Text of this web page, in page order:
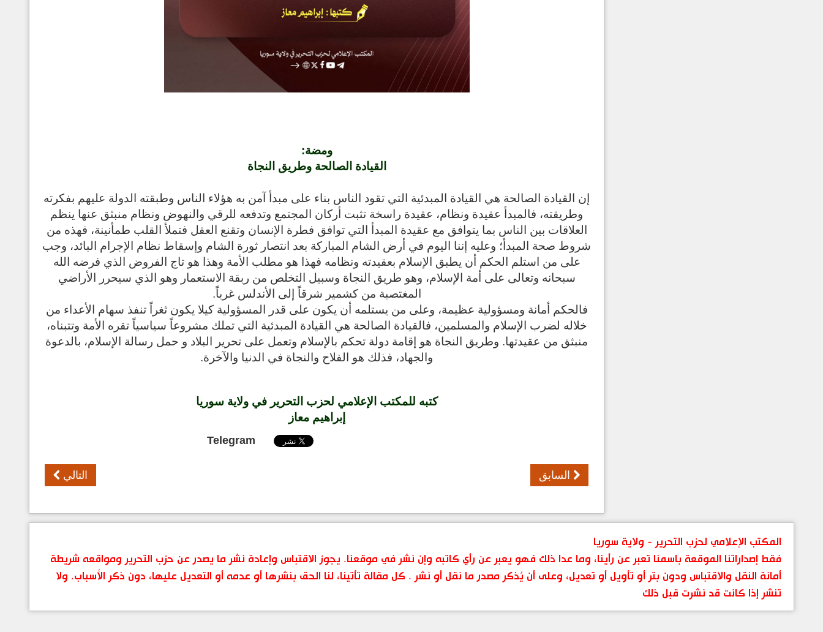
ومضة:
القيادة الصالحة وطريق النجاة
إن القيادة الصالحة هي القيادة المبدئية التي تقود الناس بناء على مبدأ آمن به هؤلاء الناس وطبقته الدولة عليهم بفكرته
وطريقته، فالمبدأ عقيدة ونظام، عقيدة راسخة تثبت أركان المجتمع وتدفعه للرقي والنهوض ونظام منبثق عنها ينظم
العلاقات بين الناس بما يتوافق مع عقيدة المبدأ التي توافق فطرة الإنسان وتقنع العقل فتملأ القلب طمأنينة، فهذه من
شروط صحة المبدأ؛ وعليه إننا اليوم في أرض الشام المباركة بعد انتصار ثورة الشام وإسقاط نظام الإجرام البائد، وجب
على من استلم الحكم أن يطبق الإسلام بعقيدته ونظامه فهذا هو مطلب الأمة وهذا هو تاج الفروض الذي فرضه الله
سبحانه وتعالى على أمة الإسلام، وهو طريق النجاة وسبيل التخلص من ربقة الاستعمار وهو الذي سيحرر الأراضي
المغتصبة من كشمير شرقاً إلى الأندلس غرباً.
فالحكم أمانة ومسؤولية عظيمة، وعلى من يستلمه أن يكون على قدر المسؤولية كيلا يكون ثغراً تنفذ سهام الأعداء من
خلاله لضرب الإسلام والمسلمين، فالقيادة الصالحة هي القيادة المبدئية التي تملك مشروعاً سياسياً تقره الأمة وتتبناه،
منبثق من عقيدتها. وطريق النجاة هو إقامة دولة تحكم بالإسلام وتعمل على تحرير البلاد و حمل رسالة الإسلام، بالدعوة
والجهاد، فذلك هو الفلاح والنجاة في الدنيا والآخرة.
كتبه للمكتب الإعلامي لحزب التحرير في ولاية سوريا
إبراهيم معاز
Telegram
السابق التالي
المكتب الإعلامي لحزب التحرير - ولاية سوريا
فقط إصداراتنا الموقعة باسمنا تعبر عن رأينا، وما عدا ذلك فهو يعبر عن رأي كاتبه وإن نشر في موقعنا. يجوز الاقتباس وإعادة نشر ما يصدر عن حزب التحرير ومواقعه شريطة
أمانة النقل والاقتباس ودون بتر أو تأويل أو تعديل، وعلى أن يُذكر مصدر ما نقل أو نشر . كل مقالة تأتينا، لنا الحق بنشرها أو عدمه أو التعديل عليها، دون ذكر الأسباب. ولا
تنشر إذا كانت قد نشرت قبل ذلك